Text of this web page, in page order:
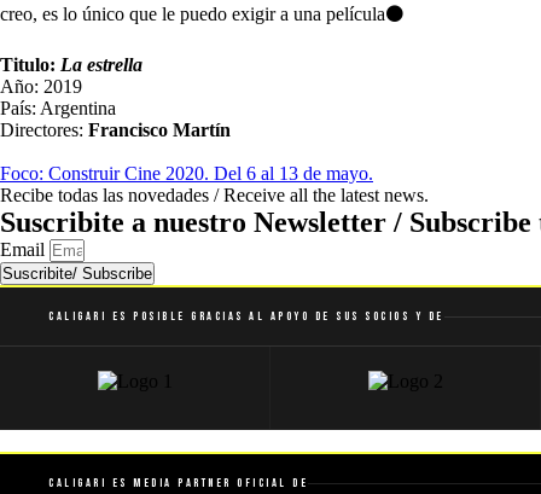
creo, es lo único que le puedo exigir a una película⚫
Titulo: La estrella
Año: 2019
País: Argentina
Directores: Francisco Martín
Foco: Construir Cine 2020. Del 6 al 13 de mayo.
Recibe todas las novedades / Receive all the latest news.
Suscribite a nuestro Newsletter /
Email
Suscribite/ Subscribe
Caligari es posible gracias al apoyo de sus socios y de
Caligari es Media Partner Oficial de